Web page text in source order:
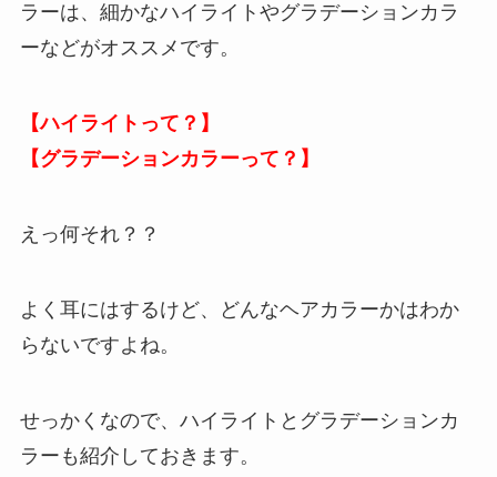
ラーは、細かなハイライトやグラデーションカラ
ーなどがオススメです。
【ハイライトって？】
【グラデーションカラーって？】
えっ何それ？？
よく耳にはするけど、どんなヘアカラーかはわか
らないですよね。
せっかくなので、ハイライトとグラデーションカ
ラーも紹介しておきます。